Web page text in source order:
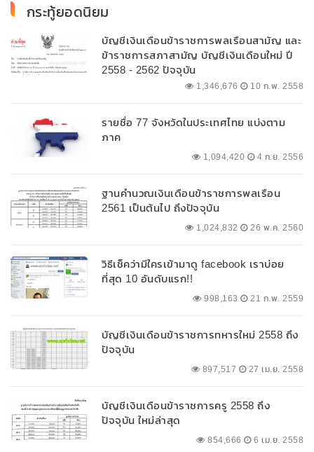
กระทู้ยอดนิยม
บัญชีเงินเดือนข้าราชการพลเรือนสามัญ และ
ข้าราชการสภาสามัญ บัญชีเงินเดือนใหม่ ปี
2558 - 2562 ปัจจุบัน
1,346,676 10 ก.พ. 2558
รายชื่อ 77 จังหวัดในประเทศไทย แบ่งตาม
ภาค
1,094,420 4 ก.ย. 2556
ฐานคำนวณเงินเดือนข้าราชการพลเรือน
2561 เป็นต้นไป ถึงปัจจุบัน
1,024,832 26 พ.ค. 2560
วิธีเช็คว่ามีใครเข้ามาดู facebook เราบ่อย
ที่สุด 10 อันดับแรก!!
998,163 21 ก.พ. 2559
บัญชีเงินเดือนข้าราชการทหารใหม่ 2558 ถึง
ปัจจุบัน
897,517 27 เม.ย. 2558
บัญชีเงินเดือนข้าราชการครู 2558 ถึง
ปัจจุบัน ใหม่ล่าสุด
854,666 6 เม.ย. 2558